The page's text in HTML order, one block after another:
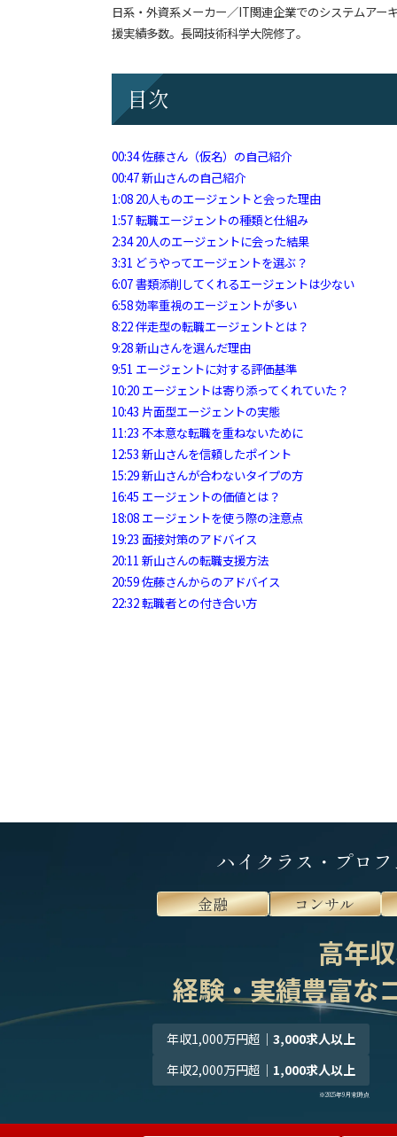
日系・外資系メーカー／IT関連企業でのシステムア
援実績多数。長岡技術科学大院修了。
目次
00:34佐藤さん（仮名）の自己紹介
00:47新山さんの自己紹介
1:08 20人ものエージェントと会った理由
1:57転職エージェントの種類と仕組み
2:3420人のエージェントに会った結果
3:31 どうやってエージェントを選ぶ？
6:07書類添削してくれるエージェントは少ない
6:58効率重視のエージェントが多い
8:22伴走型の転職エージェントとは？
9:28新山さんを選んだ理由
9:51 エージェントに対する評価基準
10:20 エージェントは寄り添ってくれていた？
10:43 片面型エージェントの実態
11:23 不本意な転職を重ねないために
12:53 新山さんを信頼したポイント
15:29新山さんが合わないタイプの方
16:45 エージェントの価値とは？
18:08 エージェントを使う際の注意点
19:23 面接対策のアドバイス
20:11 新山さんの転職支援方法
20:59佐藤さんからのアドバイス
22:32転職者との付き合い方
ハイクラス・プロ
金融 コンサル
高年
経験・実績豊富な
年収1,000万円超 ｜3,000求人以上
年収2,000万円超 ｜ 1,000求人以上
※2025年9月末時点